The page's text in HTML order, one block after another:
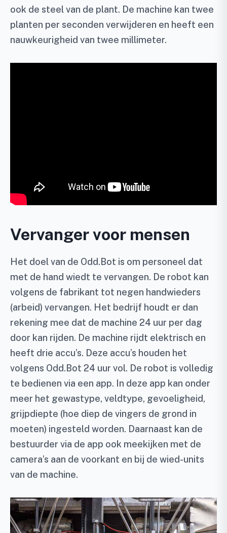
ook de steel van de plant. De machine kan twee
planten per seconden verwijderen en heeft een
nauwkeurigheid van twee millimeter.
Vervanger voor mensen
Het doel van de Odd.Bot is om personeel dat
met de hand wiedt te vervangen. De robot kan
volgens de fabrikant tot negen handwieders
(arbeid) vervangen. Het bedrijf houdt er dan
rekening mee dat de machine 24 uur per dag
door kan rijden. De machine rijdt elektrisch en
heeft drie accu’s. Deze accu’s houden het
volgens Odd.Bot 24 uur vol. De robot is volledig
te bedienen via een app. In deze app kan onder
meer het gewastype, veldtype, gevoeligheid,
grijpdiepte (hoe diep de vingers de grond in
moeten) ingesteld worden. Daarnaast kan de
bestuurder via de app ook meekijken met de
camera’s aan de voorkant en bij de wied-units
van de machine.